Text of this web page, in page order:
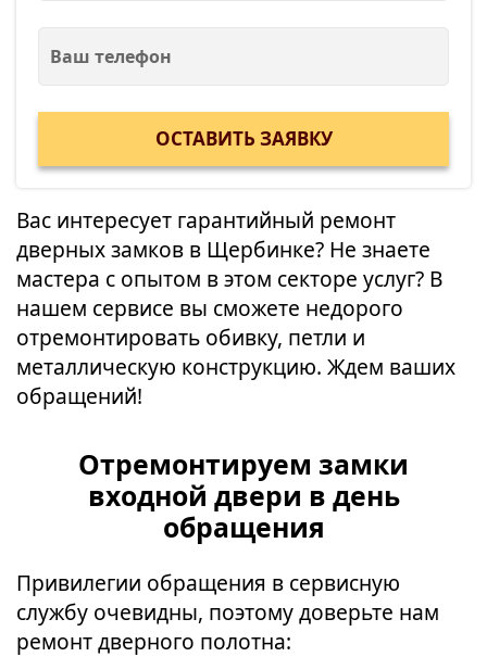
Вас интересует гарантийный ремонт
дверных замков в Щербинке? Не знаете
мастера с опытом в этом секторе услуг? В
нашем сервисе вы сможете недорого
отремонтировать обивку, петли и
металлическую конструкцию. Ждем ваших
обращений!
Отремонтируем замки
входной двери в день
обращения
Привилегии обращения в сервисную
службу очевидны, поэтому доверьте нам
ремонт дверного полотна: